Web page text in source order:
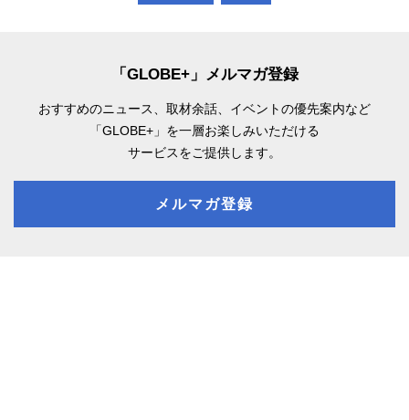
「GLOBE+」メルマガ登録
おすすめのニュース、取材余話、 イベントの優先案内など
「GLOBE+」を一層お楽しみいただける
サービスをご提供します。
メルマガ登録